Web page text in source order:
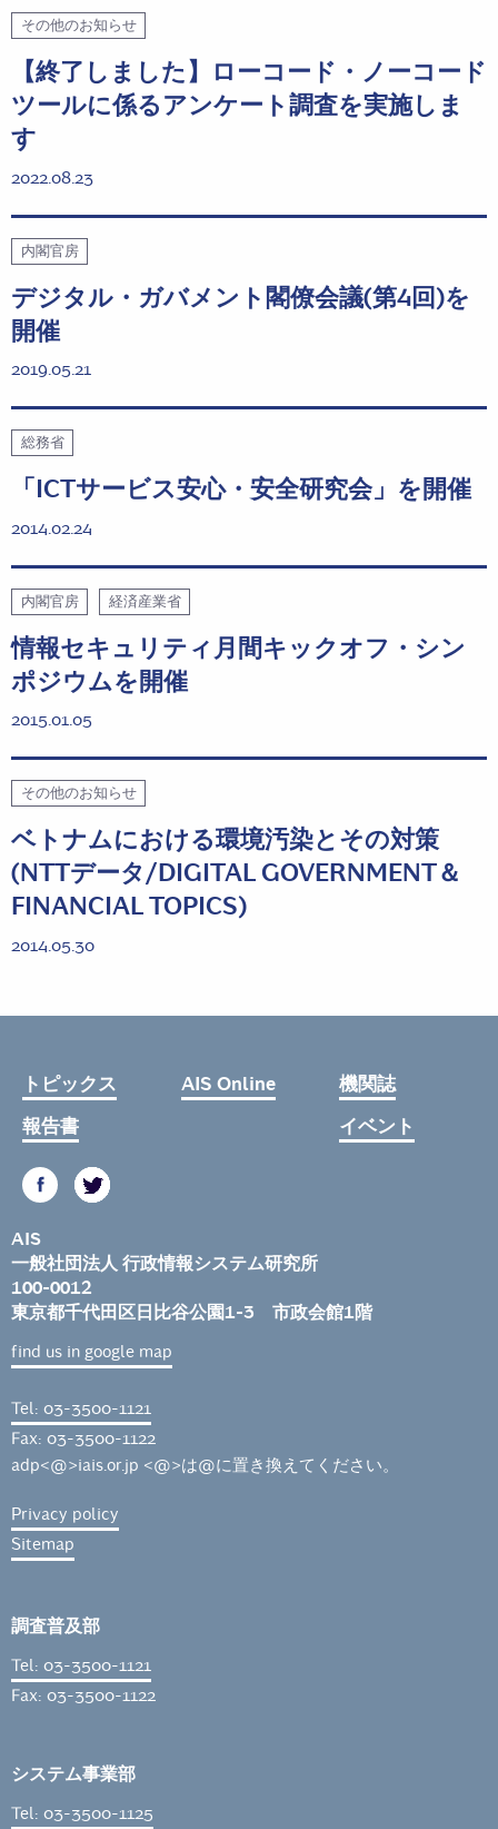
その他のお知らせ
【終了しました】ローコード・ノーコード
ツールに係るアンケート調査を実施しま
す
2022.08.23
内閣官房
デジタル・ガバメント閣僚会議(第4回)を
開催
2019.05.21
総務省
「ICTサービス安心・安全研究会」を開催
2014.02.24
内閣官房 経済産業省
情報セキュリティ月間キックオフ・シン
ポジウムを開催
2015.01.05
その他のお知らせ
ベトナムにおける環境汚染とその対策
(NTTデータ/DIGITAL GOVERNMENT＆
FINANCIAL TOPICS)
2014.05.30
トピックス AIS Online
機関誌
報告書
イベント
AIS
一般社団法人 行政情報システム研究所
100-0012
東京都千代田区日比谷公園1-3 市政会館1階
find us in google map
Tel: 03-3500-1121
Fax: 03-3500-1122
adp<@>iais.or.jp <@>は@に置き換えてください。
Privacy policy
Sitemap
調査普及部
Tel: 03-3500-1121
Fax: 03-3500-1122
システム事業部
Tel: 03-3500-1125